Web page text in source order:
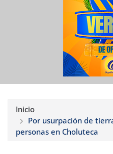
Inicio
Por usurpación de
personas en Choluteca